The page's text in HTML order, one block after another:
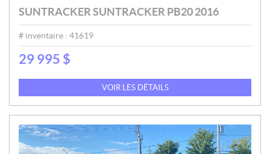
SUNTRACKER SUNTRACKER PB20 2016
# inventaire : 41619
P
X
:
29 995 $
VOIR LES DÉTAILS